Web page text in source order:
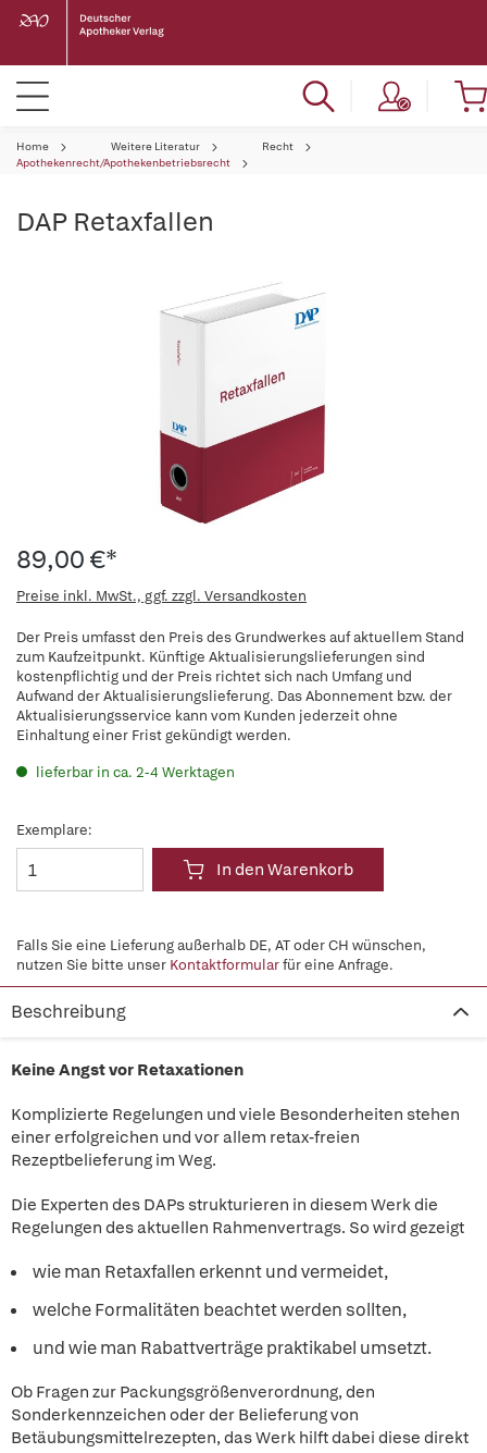
Home Weitere Literatur
Recht
Apothekenrecht/Apothekenbetriebsrecht
DAP Retaxfallen
89,00 €*
Preise inkl. MwSt., ggf. zzgl. Versandkosten
Der Preis umfasst den Preis des Grundwerkes auf aktuellem Stand
zum Kaufzeitpunkt. Künftige Aktualisierungslieferungen sind
kostenpflichtig und der Preis richtet sich nach Umfang und
Aufwand der Aktualisierungslieferung. Das Abonnement bzw. der
Aktualisierungsservice kann vom Kunden jederzeit ohne
Einhaltung einer Frist gekündigt werden.
lieferbar in ca. 2-4 Werktagen
Exemplare:
In den Warenkorb
Falls Sie eine Lieferung außerhalb DE, AT oder CH wünschen,
nutzen Sie bitte unser Kontaktformularfür eine Anfrage.
Beschreibung
Keine Angst vor Retaxationen
Komplizierte Regelungen und viele Besonderheiten stehen
einer erfolgreichen und vor allem retax-freien
Rezeptbelieferung im Weg.
Die Experten des DAPs strukturieren in diesem Werk die
Regelungen des aktuellen Rahmenvertrags. So wird gezeigt
wie man Retaxfallen erkennt und vermeidet,
welche Formalitäten beachtet werden sollten,
und wie man Rabattverträge praktikabel umsetzt.
Ob Fragen zur Packungsgrößenverordnung, den
Sonderkennzeichen oder der Belieferung von
Betäubungsmittelrezepten, das Werk hilft dabei diese direkt